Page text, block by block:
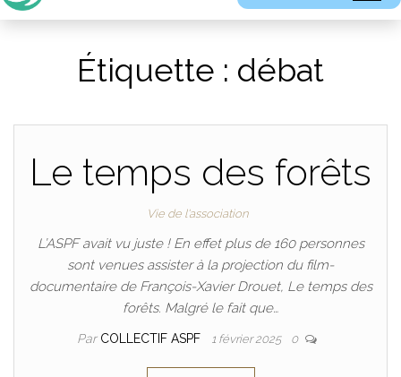
Étiquette : débat
Le temps des forêts
Vie de l'association
L’ASPF avait vu juste ! En effet plus de 160 personnes
sont venues assister à la projection du film-
documentaire de François-Xavier Drouet, Le temps des
forêts. Malgré le fait que…
Par COLLECTIF ASPF 1 février 2025 0